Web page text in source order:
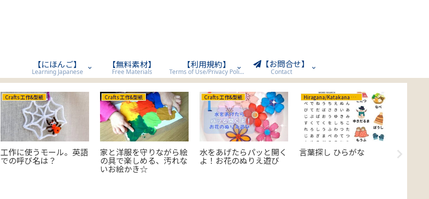
【にほんご】
Learning Japanese
【無料素材】
Free Materials
【利用規約】
Terms of Use/Privacy Policy
【お問合せ】
Contact
Crafts 工作&型紙
工作に使うモール。英語
での呼び名は？
Crafts 工作&型紙
家と洋服を守りながら絵
の具で楽しめる、汚れな
いお絵かき☆
Crafts 工作&型紙
水をあげたらパッと開く
よ！お花のぬりえ遊び
Hiragana/Katakana ひらがな/カタカナ
言葉探し ひらがな 【
スで遊